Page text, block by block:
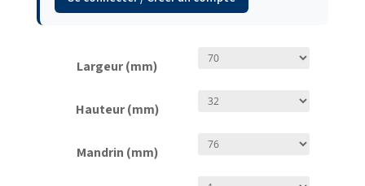
Largeur (mm)
Hauteur (mm)
Mandrin (mm)